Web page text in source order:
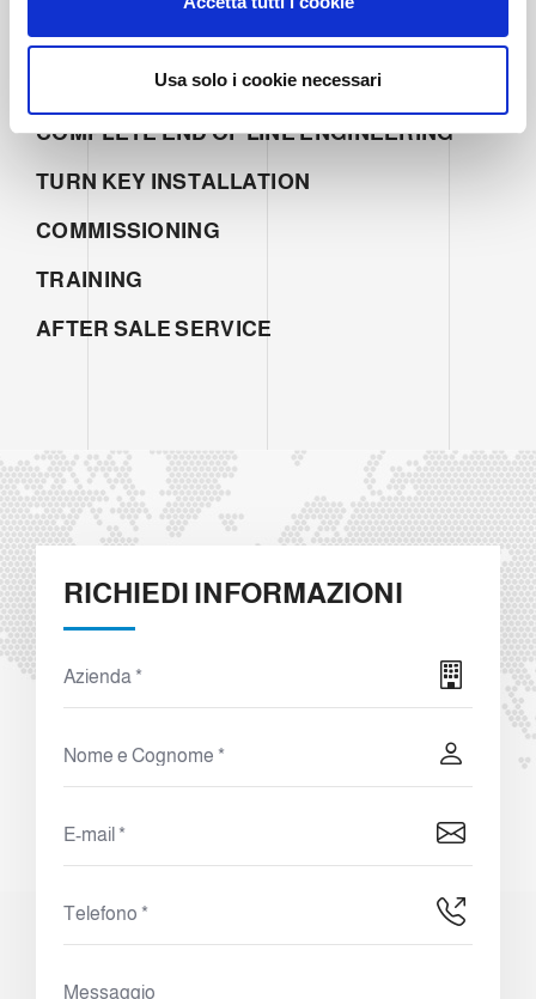
o
Usa solo i cookie necessari
SALES
PROJECT MANAGEMENT
COMPLETE END OF LINE ENGINEERING
TURN KEY INSTALLATION
COMMISSIONING
TRAINING
AFTER SALE SERVICE
RICHIEDI INFORMAZIONI